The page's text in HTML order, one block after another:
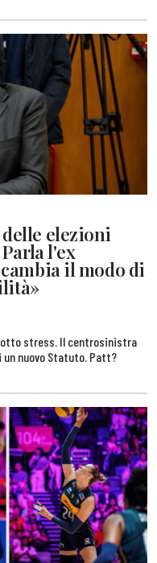
elezioni
l'ex
il modo di
stress. Il centrosinistra
un nuovo Statuto. Patt?